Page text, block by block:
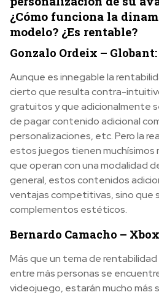
¿Cómo funciona la
modelo? ¿Es rentable?
Gonzalo Ordeix – Globant:
Aunque es innegable la
cierto que resulta contra-
gratuitos y que adicionalmente
de pagar contenido adicional
personalizaciones, etc. Pero la
estos juegos tienen muchísimos
que operan con una modalidad
general, estos contenidos
ventajas competitivas, sino que
complementos estéticos.
Bernardo Camacho –
Más que un tema de
entre más personas se
videojuego, estarán mucho